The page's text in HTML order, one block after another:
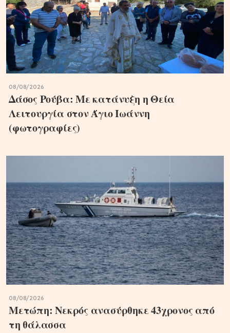
08/08/2026
Δάσος Ρούβα: Με κατάνυξη η Θεία
Λειτουργία στον Άγιο Ιωάννη
(φωτογραφίες)
08/08/2026
Μετώπη: Νεκρός ανασύρθηκε 43χρονος από
τη θάλασσα